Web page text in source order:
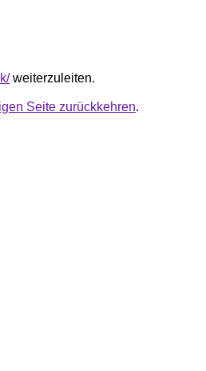
weiterzuleiten.
Seite zurückkehren.